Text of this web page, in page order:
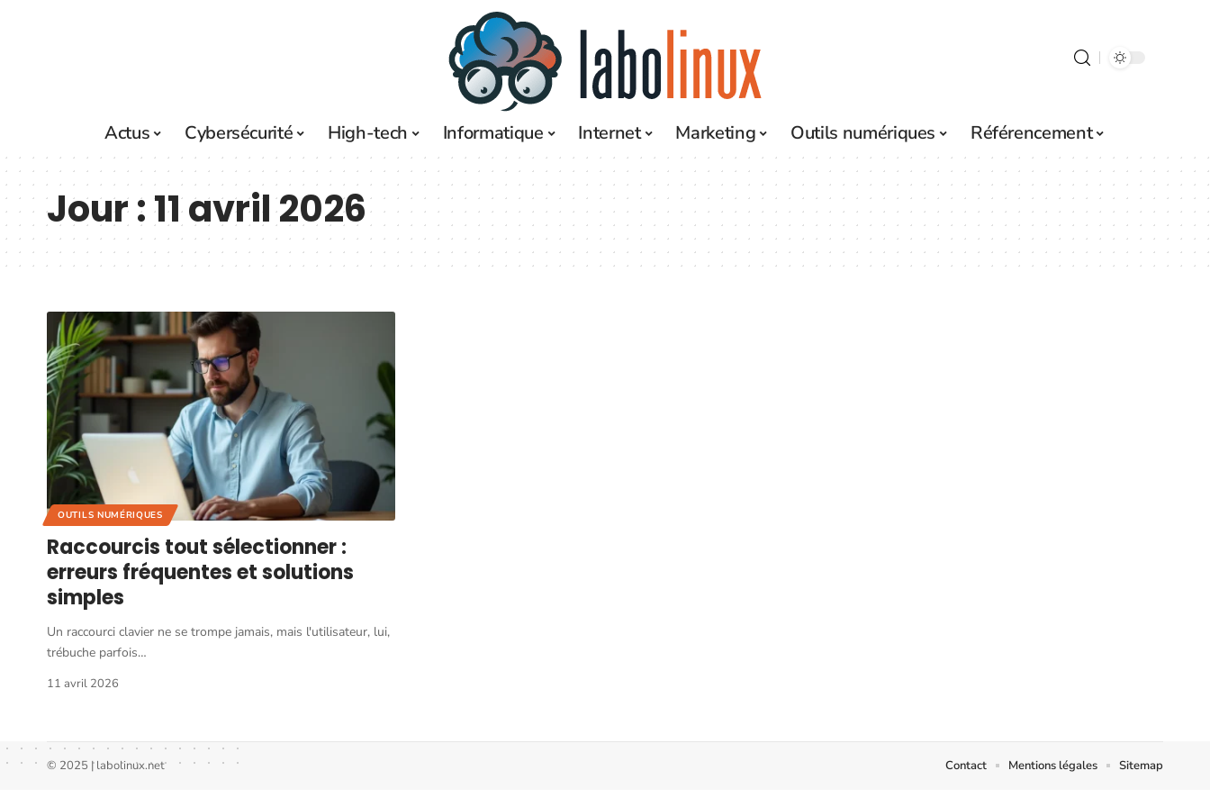
Actus Cybersécurité High-tech Informatique Internet Marketing Outils numériques Référencement
Jour :11 avril 2026
OUTILS NUMÉRIQUES
Raccourcis tout sélectionner :
erreurs fréquentes et solutions
simples
Un raccourci clavier ne se trompe jamais, mais l'utilisateur, lui,
trébuche parfois…
11 avril 2026
© 2025 | labolinux.net Contact Mentions légales Sitemap